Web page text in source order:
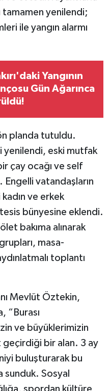
tamamen yenilendi;
ile yangın alarmı
Yangının
Gün Ağarınca
planda tutuldu.
yenilendi, eski mutfak
çay ocağı ve self
vatandaşların
ve erkek
bünyesine eklendi.
bakıma alınarak
masa-
toplantı
Mevlüt Öztekin,
“Burası
ve büyüklerimizin
geçirdiği bir alan. 3 ay
buluşturarak bu
sunduk. Sosyal
spordan kültüre